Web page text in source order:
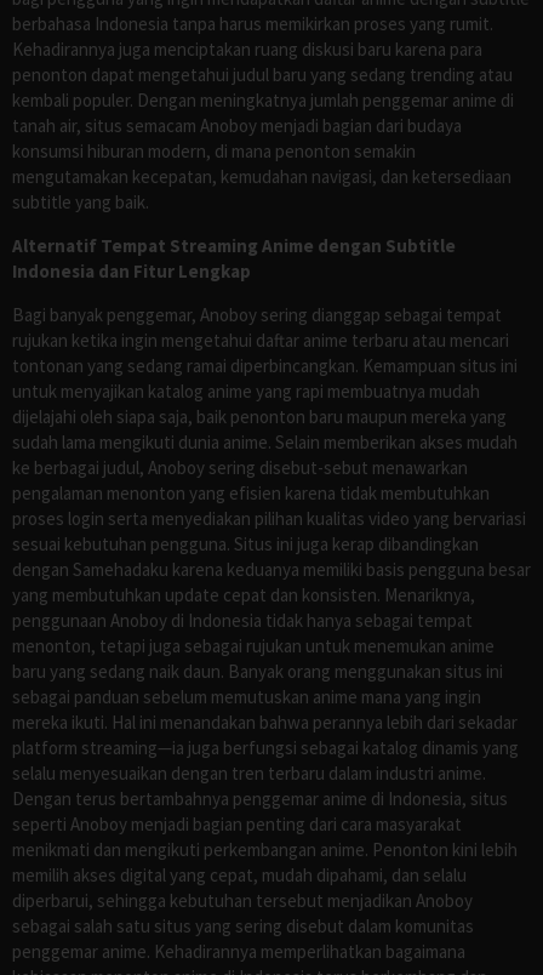
berbahasa Indonesia tanpa harus memikirkan proses yang rumit.
Kehadirannya juga menciptakan ruang diskusi baru karena para
penonton dapat mengetahui judul baru yang sedang trending atau
kembali populer. Dengan meningkatnya jumlah penggemar anime di
tanah air, situs semacam Anoboy menjadi bagian dari budaya
konsumsi hiburan modern, di mana penonton semakin
mengutamakan kecepatan, kemudahan navigasi, dan ketersediaan
subtitle yang baik.
Alternatif Tempat Streaming Anime dengan Subtitle
Indonesia dan Fitur Lengkap
Bagi banyak penggemar, Anoboy sering dianggap sebagai tempat
rujukan ketika ingin mengetahui daftar anime terbaru atau mencari
tontonan yang sedang ramai diperbincangkan. Kemampuan situs ini
untuk menyajikan katalog anime yang rapi membuatnya mudah
dijelajahi oleh siapa saja, baik penonton baru maupun mereka yang
sudah lama mengikuti dunia anime. Selain memberikan akses mudah
ke berbagai judul, Anoboy sering disebut-sebut menawarkan
pengalaman menonton yang efisien karena tidak membutuhkan
proses login serta menyediakan pilihan kualitas video yang bervariasi
sesuai kebutuhan pengguna. Situs ini juga kerap dibandingkan
dengan Samehadaku karena keduanya memiliki basis pengguna besar
yang membutuhkan update cepat dan konsisten. Menariknya,
penggunaan Anoboy di Indonesia tidak hanya sebagai tempat
menonton, tetapi juga sebagai rujukan untuk menemukan anime
baru yang sedang naik daun. Banyak orang menggunakan situs ini
sebagai panduan sebelum memutuskan anime mana yang ingin
mereka ikuti. Hal ini menandakan bahwa perannya lebih dari sekadar
platform streaming—ia juga berfungsi sebagai katalog dinamis yang
selalu menyesuaikan dengan tren terbaru dalam industri anime.
Dengan terus bertambahnya penggemar anime di Indonesia, situs
seperti Anoboy menjadi bagian penting dari cara masyarakat
menikmati dan mengikuti perkembangan anime. Penonton kini lebih
memilih akses digital yang cepat, mudah dipahami, dan selalu
diperbarui, sehingga kebutuhan tersebut menjadikan Anoboy
sebagai salah satu situs yang sering disebut dalam komunitas
penggemar anime. Kehadirannya memperlihatkan bagaimana